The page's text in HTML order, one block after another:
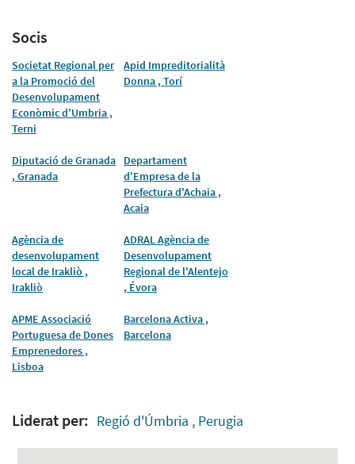
Socis
Societat Regional per
a la Promoció del
Desenvolupament
Econòmic d'Umbria ,
Terni
Apid Impreditorialità
Donna , Torí
Diputació de Granada
, Granada
Departament
d'Empresa de la
Prefectura d'Achaia ,
Acaia
Agència de
desenvolupament
local de Irakliò ,
Irakliò
ADRAL Agència de
Desenvolupament
Regional de l'Alentejo
, Évora
APME Associació
Portuguesa de Dones
Emprenedores ,
Lisboa
Barcelona Activa ,
Barcelona
Liderat per: Regió d'Úmbria , Perugia